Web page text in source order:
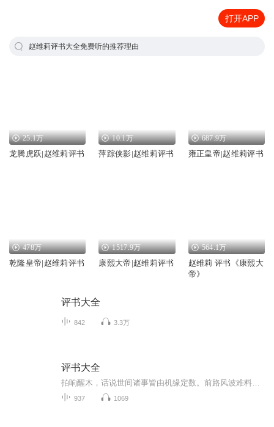
打开APP
赵维莉评书大全免费听的推荐理由
25.1万
龙腾虎跃|赵维莉评书
10.1万
萍踪侠影|赵维莉评书
687.9万
雍正皇帝|赵维莉评书
478万
乾隆皇帝|赵维莉评书
1517.9万
康熙大帝|赵维莉评书
564.1万
赵维莉 评书《康熙大
帝》
评书大全
842 3.3万
评书大全
937 1069